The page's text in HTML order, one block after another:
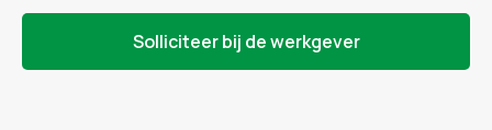
Solliciteer bij de werkgever